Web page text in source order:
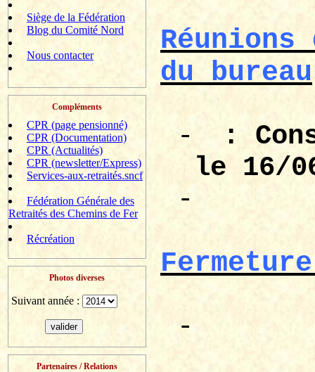
Siège de la Fédération
Blog du Comité Nord
Nous contacter
Compléments
CPR (page pensionné)
CPR (Documentation)
CPR (Actualités)
CPR (newsletter/Express)
Services-aux-retraités.sncf
Fédération Générale des
Retraités des Chemins de Fer
Récréation
Photos diverses
Suivant année :
Partenaires / Relations
du bureau
-
:
le 16/
-
-